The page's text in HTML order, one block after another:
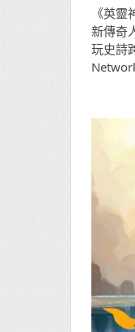
《英
新傳奇
玩史詩